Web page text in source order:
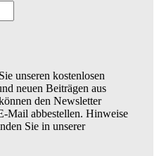
unseren kostenlosen
neuen Beiträgen aus
den Newsletter
Mail abbestellen. Hinweise
Sie in unserer